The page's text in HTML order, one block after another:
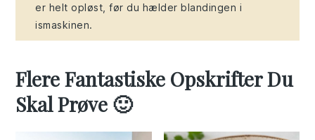
er helt opløst, før du hælder blandingen i
ismaskinen.
Flere Fantastiske Opskrifter Du
Skal Prøve 🙂